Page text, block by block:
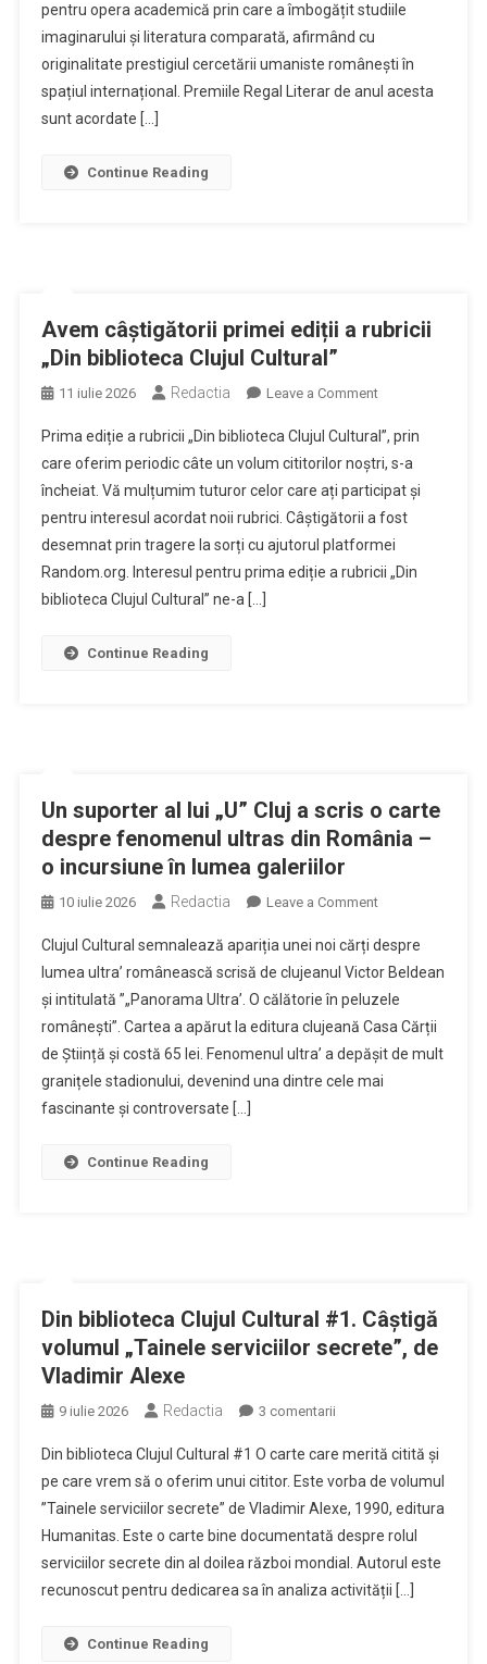
clujean,
de
revista
pentru opera academică prin care a îmbogățit studiile
imaginarului și literatura comparată, afirmând cu
originalitate prestigiul cercetării umaniste românești în
spațiul internațional. Premiile Regal Literar de anul acesta
sunt acordate […]
Continue Reading
Avem câștigătorii primei ediții a rubricii
„Din biblioteca Clujul Cultural”
11 iulie 2026 Redactia Leave a Commenton
câștigătorii
primei
ediții
a
rubricii
„Din
Prima ediție a rubricii „Din biblioteca Clujul Cultural”, prin
care oferim periodic câte un volum cititorilor noștri, s-a
încheiat. Vă mulțumim tuturor celor care ați participat și
pentru interesul acordat noii rubrici. Câștigătorii a fost
desemnat prin tragere la sorți cu ajutorul platformei
Random.org. Interesul pentru prima ediție a rubricii „Din
biblioteca Clujul Cultural” ne-a […]
Continue Reading
Un suporter al lui „U” Cluj a scris o carte
despre fenomenul ultras din România –
o incursiune în lumea galeriilor
10 iulie 2026 Redactia Leave a Commenton
suporter
al
lui
„U”
Cluj
a
o
incursiune
Clujul Cultural semnalează apariția unei noi cărți despre
lumea ultra’ românească scrisă de clujeanul Victor Beldean
și intitulată ”„Panorama Ultra’. O călătorie în peluzele
românești”. Cartea a apărut la editura clujeană Casa Cărții
de Știință și costă 65 lei. Fenomenul ultra’ a depășit de mult
granițele stadionului, devenind una dintre cele mai
fascinante și controversate […]
Continue Reading
Din biblioteca Clujul Cultural #1. Câștigă
volumul „Tainele serviciilor secrete”, de
Vladimir Alexe
9 iulie 2026 Redactia 3 comentariila
biblioteca
Clujul
Cultural
#1.
Câștigă
volumul
Din biblioteca Clujul Cultural #1 O carte care merită citită și
pe care vrem să o oferim unui cititor. Este vorba de volumul
”Tainele serviciilor secrete” de Vladimir Alexe, 1990, editura
Humanitas. Este o carte bine documentată despre rolul
serviciilor secrete din al doilea război mondial. Autorul este
recunoscut pentru dedicarea sa în analiza activității […]
Continue Reading